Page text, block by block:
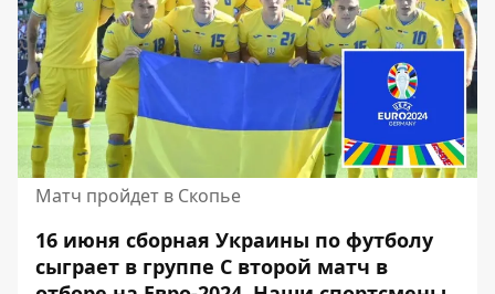
Матч пройдет в Скопье
16 июня сборная Украины по футболу
сыграет в группе C второй матч в